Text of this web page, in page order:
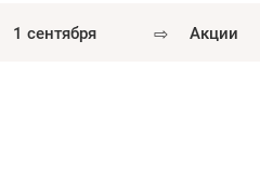
1 сентября ⇨ акции